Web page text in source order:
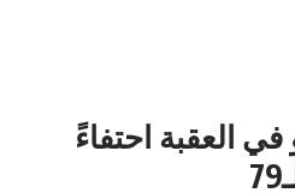
العقبة احتفاءً